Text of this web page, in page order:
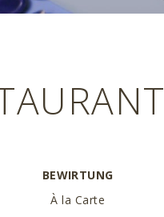
BEWIRTUNG
À la Carte